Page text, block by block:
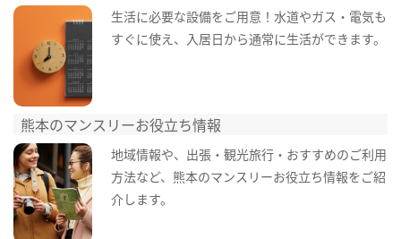
生活に必要な設備をご用意！水道やガス・電気も
すぐに使え、入居日から通常に生活ができます。
熊本のマンスリーお役立ち情報
地域情報や、出張・観光旅行・おすすめのご利用
方法など、熊本のマンスリーお役立ち情報をご紹
介します。